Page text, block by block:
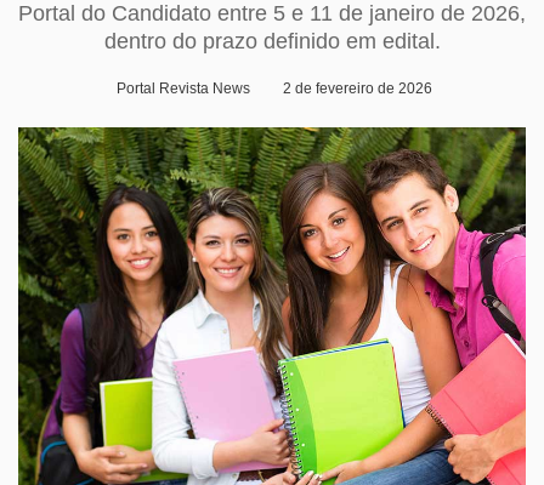
Portal do Candidato entre 5 e 11 de janeiro de 2026,
dentro do prazo definido em edital.
Portal Revista News 2 de fevereiro de 2026